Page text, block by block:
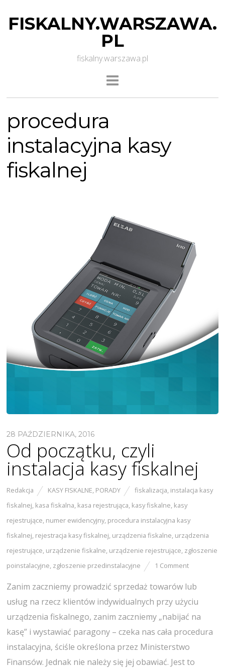
FISKALNY.WARSZAWA.
PL
fiskalny.warszawa.pl
procedura
instalacyjna kasy
fiskalnej
28 PAŹDZIERNIKA, 2016
Od początku, czyli
instalacja kasy fiskalnej
Redakcja KASY FISKALNE, PORADY fiskalizacja, instalacja kasy
fiskalnej, kasa fiskalna, kasa rejestrująca, kasy fiskalne, kasy
rejestrujące, numer ewidencyjny, procedura instalacyjna kasy
fiskalnej, rejestracja kasy fiskalnej, urządzenia fiskalne, urządzenia
rejestrujące, urządzenie fiskalne, urządzenie rejestrujące, zgłoszenie
poinstalacyjne, zgłoszenie przedinstalacyjne 1 Comment
Zanim zaczniemy prowadzić sprzedaż towarów lub
usług na rzecz klientów indywidualnych przy użyciu
urządzenia fiskalnego, zanim zaczniemy „nabijać na
kasę” i wystawiać paragony – czeka nas cała procedura
instalacyjna, ściśle określona przez Ministerstwo
Finansów. Jednak nie należy się jej obawiać. Jest to